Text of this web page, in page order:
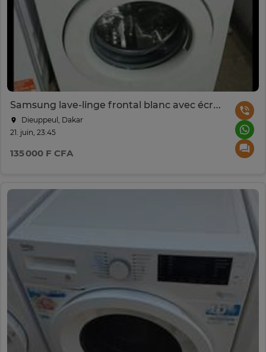
Samsung lave-linge frontal blanc avec écran digital
Dieuppeul, Dakar
21. juin, 23:45
135 000 F CFA